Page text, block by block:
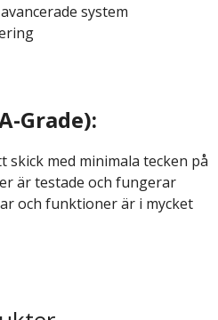
system
Grade):
med minimala tecken på
är testade och fungerar
och funktioner är i mycket